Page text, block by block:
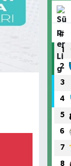
#
1
2
3
4
5
6
7
8